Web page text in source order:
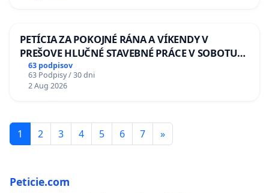
PETÍCIA ZA POKOJNÉ RÁNA A VÍKENDY V
PREŠOVE HLUČNÉ STAVEBNÉ PRÁCE V SOBOTU
LEN OD 9.00 DO 13.00 HOD., CEZ PRACOVNÝ
TÝŽDEŇ CIEĽ 8.00 – 18.00 HOD. A PRAVIDELNÁ
KONTROLA STAVBY C-AREA NA
63 podpisov
63 Podpisy / 30 dni
2 Aug 2026
1 2 3 4 5 6 7 »
Peticie.com